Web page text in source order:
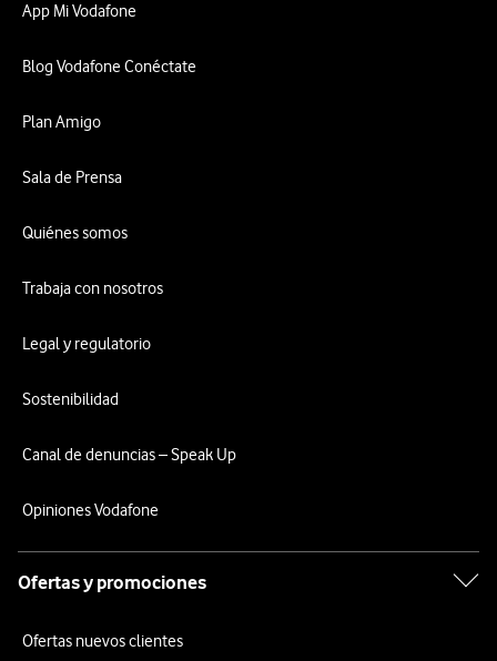
App Mi Vodafone
Blog Vodafone Conéctate
Plan Amigo
Sala de Prensa
Quiénes somos
Trabaja con nosotros
Legal y regulatorio
Sostenibilidad
Canal de denuncias – Speak Up
Opiniones Vodafone
Ofertas y promociones
Ofertas nuevos clientes